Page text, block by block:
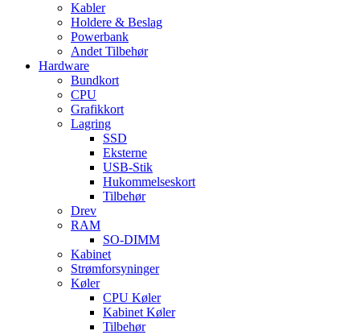
Kabler
Holdere & Beslag
Powerbank
Andet Tilbehør
Hardware
Bundkort
CPU
Grafikkort
Lagring
SSD
Eksterne
USB-Stik
Hukommelseskort
Tilbehør
Drev
RAM
SO-DIMM
Kabinet
Strømforsyninger
Køler
CPU Køler
Kabinet Køler
Tilbehør